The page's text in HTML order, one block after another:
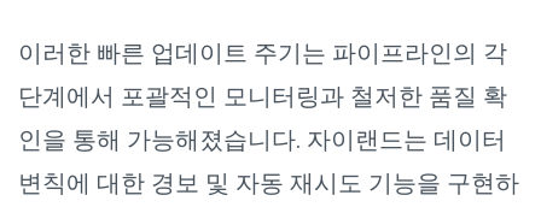
이러한 빠른 업데이트 주기는 파이프라인의 각
단계에서 포괄적인 모니터링과 철저한 품질 확
인을 통해 가능해졌습니다. 자이랜드는 데이터
변칙에 대한 경보 및 자동 재시도 기능을 구현하